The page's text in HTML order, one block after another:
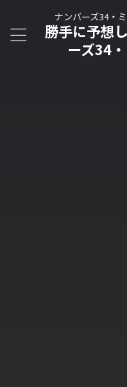
ナンバーズ34・
勝手に予想
ーズ34